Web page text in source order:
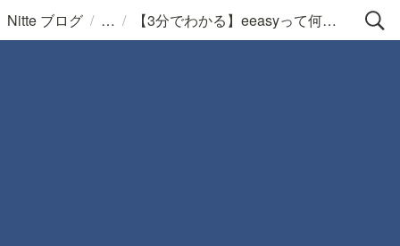
Nitte ブログ / / 【3分でわかる】eeasyって何？eeasyの特徴、機能、料金、使い方まで徹底解説!